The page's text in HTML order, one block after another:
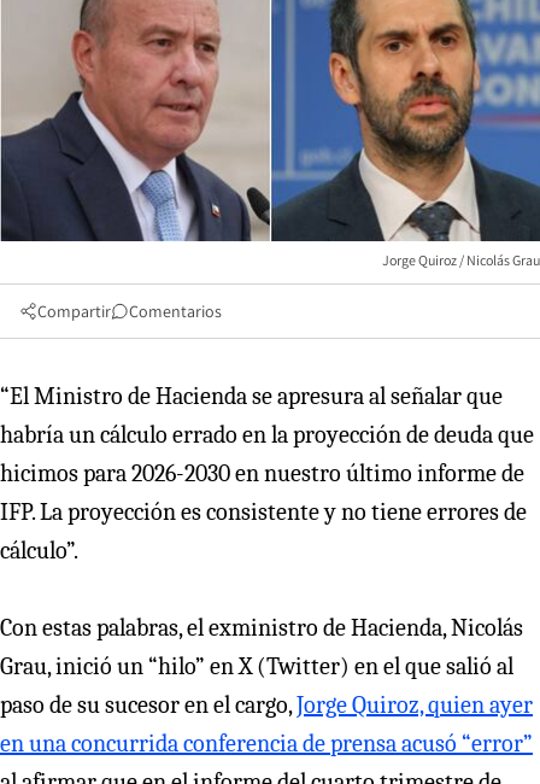
Jorge Quiroz / Nicolás Grau
Compartir Comentarios
“El Ministro de Hacienda se apresura al señalar que
habría un cálculo errado en la proyección de deuda que
hicimos para 2026-2030 en nuestro último informe de
IFP. La proyección es consistente y no tiene errores de
cálculo”.
Con estas palabras, el exministro de Hacienda, Nicolás
Grau, inició un “hilo” en X (Twitter) en el que salió al
paso de su sucesor en el cargo,Jorge Quiroz, quien ayer
en una concurrida conferencia de prensa acusó “error”